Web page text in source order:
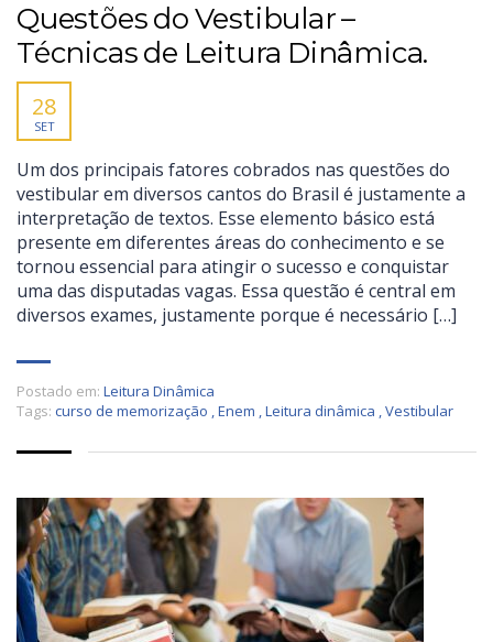
Questões do Vestibular –
Técnicas de Leitura Dinâmica.
28
SET
Um dos principais fatores cobrados nas questões do
vestibular em diversos cantos do Brasil é justamente a
interpretação de textos. Esse elemento básico está
presente em diferentes áreas do conhecimento e se
tornou essencial para atingir o sucesso e conquistar
uma das disputadas vagas. Essa questão é central em
diversos exames, justamente porque é necessário […]
Postado em: Leitura Dinâmica
Tags: curso de memorização ,Enem ,Leitura dinâmica ,Vestibular